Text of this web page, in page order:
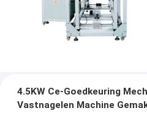
4.5KW Ce-Goedkeuring
Vastnagelen Machine